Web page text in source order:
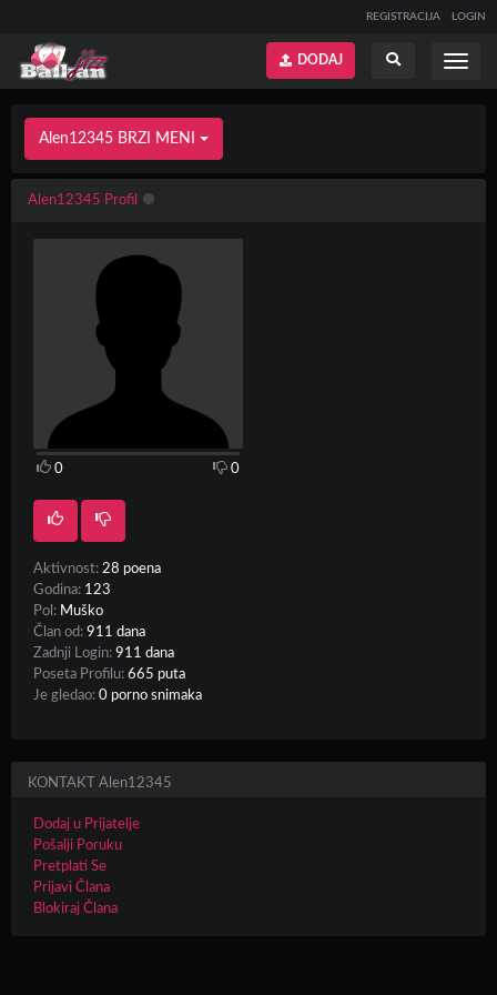
REGISTRACIJA LOGIN
Prikaži
DODAJ
Alen12345 BRZI MENI
Alen12345 Profil
0 0
Aktivnost: 28 poena
Godina: 123
Pol: Muško
Član od: 911 dana
Zadnji Login: 911 dana
Poseta Profilu: 665 puta
Je gledao: 0 porno snimaka
KONTAKT Alen12345
Dodaj u Prijatelje
Pošalji Poruku
Pretplati Se
Prijavi Člana
Blokiraj Člana